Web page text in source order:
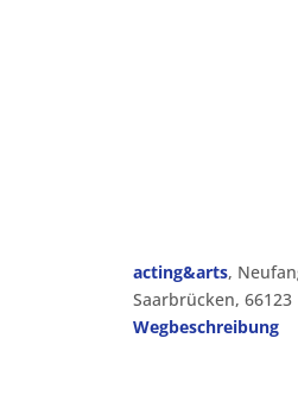
acting&arts,
Saarbrücken, 66123
Wegbeschreibung